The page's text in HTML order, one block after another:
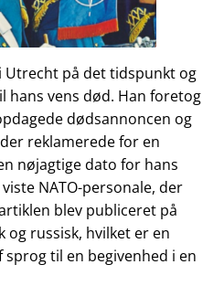
på det tidspunkt og
hans vens død. Han foretog
dødsannoncen og
reklamerede for en
nøjagtige dato for hans
NATO-personale, der
blev publiceret på
og russisk, hvilket er en
til en begivenhed i en